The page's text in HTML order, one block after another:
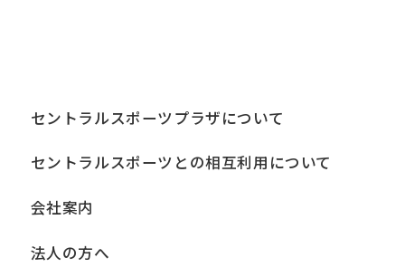
セントラルスポーツプラザについて
セントラルスポーツとの相互利用について
会社案内
法人の方へ